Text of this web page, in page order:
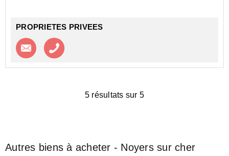
PROPRIETES PRIVEES
Contacter l'agence
5 résultats sur 5
Autres biens à acheter - Noyers sur cher